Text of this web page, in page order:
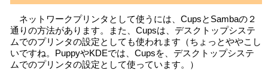
ネットワークプリンタとして使うには、CupsとSambaの２
通りの方法があります。また、Cupsは、デスクトップシステ
ムでのプリンタの設定としても使われます（ちょっとややこし
いですね。PuppyやKDEでは、Cupsを、デスクトップシステ
ムでのプリンタの設定として使っています。）